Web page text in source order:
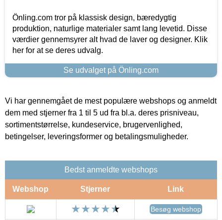
Önling.com tror på klassisk design, bæredygtig
produktion, naturlige materialer samt lang levetid. Disse
værdier gennemsyrer alt hvad de laver og designer. Klik
her for at se deres udvalg.
Se udvalget på Önling.com
Vi har gennemgået de mest populære webshops og anmeldt
dem med stjerner fra 1 til 5 ud fra bl.a. deres prisniveau,
sortimentstørrelse, kundeservice, brugervenlighed,
betingelser, leveringsformer og betalingsmuligheder.
Bedst anmeldte webshops
Webshop Stjerner Link
Besøg webshop